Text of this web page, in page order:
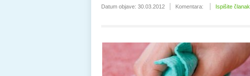
Datum objave: 30.03.2012 Komentara: Ispišite članak